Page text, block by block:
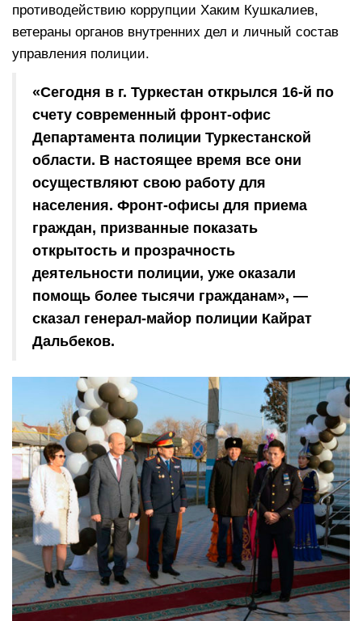
противодействию коррупции Хаким Кушкалиев,
ветераны органов внутренних дел и личный состав
управления полиции.
«Сегодня в г. Туркестан открылся 16-й по
счету современный фронт-офис
Департамента полиции Туркестанской
области. В настоящее время все они
осуществляют свою работу для
населения. Фронт-офисы для приема
граждан, призванные показать
открытость и прозрачность
деятельности полиции, уже оказали
помощь более тысячи гражданам», —
сказал генерал-майор полиции Кайрат
Дальбеков.